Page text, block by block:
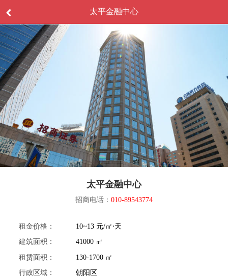
太平金融中心
太平金融中心
招商电话： 010-89543774
租金价格：
10~13 元/㎡⋅天
建筑面积：
41000 ㎡
租赁面积：
130-1700 ㎡
行政区域：
朝阳区